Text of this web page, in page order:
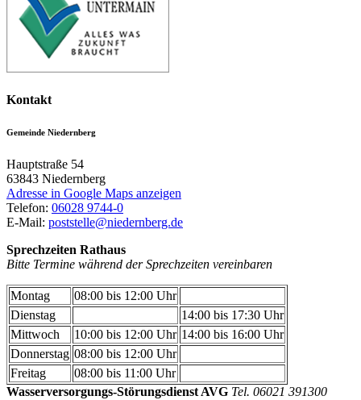
Kontakt
Gemeinde Niedernberg
Hauptstraße 54
63843 Niedernberg
Adresse in Google Maps anzeigen
Telefon: 06028 9744-0
E-Mail: poststelle@niedernberg.de
Sprechzeiten Rathaus
Bitte Termine während der Sprechzeiten vereinbaren
Montag
08:00 bis 12:00 Uhr
Dienstag
14:00 bis 17:30 Uhr
Mittwoch
10:00 bis 12:00 Uhr 14:00 bis 16:00 Uhr
Donnerstag 08:00 bis 12:00 Uhr
Freitag
08:00 bis 11:00 Uhr
Wasserversorgungs-Störungsdienst AVG Tel. 06021 391300